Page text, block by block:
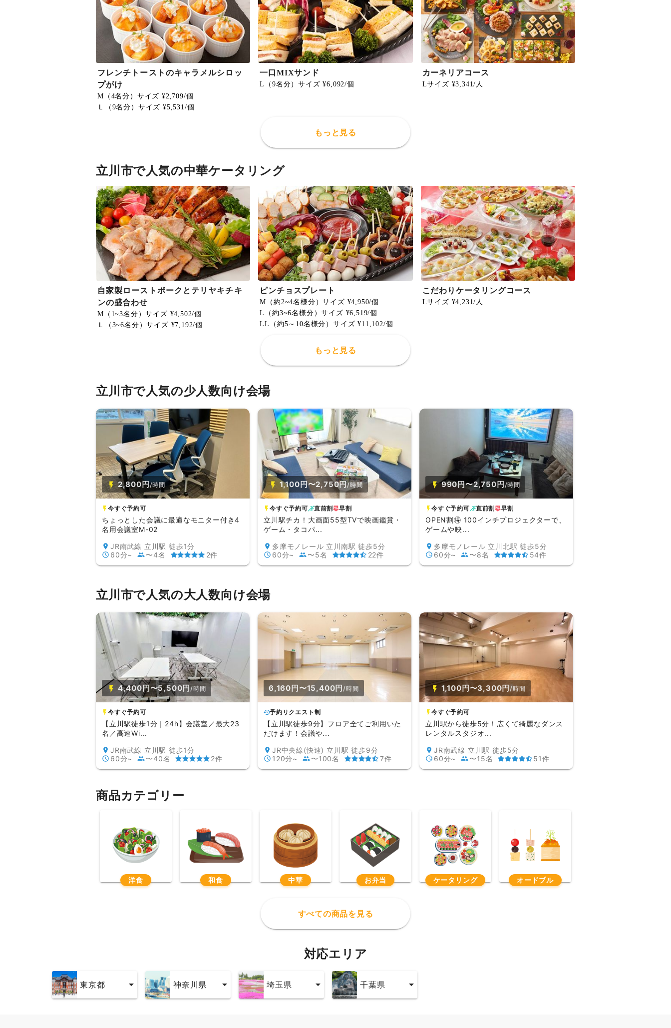
フレンチトーストのキャラメルシロッ
プがけ
M（4名分）サイズ ¥2,709/個
Ｌ（9名分）サイズ ¥5,531/個
一口MIXサンド
L（9名分）サイズ ¥6,092/個
カーネリアコース
Lサイズ ¥3,341/人
もっと見る
立川市で人気の中華ケータリング
自家製ローストポークとテリヤキチキ
ンの盛合わせ
M（1~3名分）サイズ ¥4,502/個
Ｌ（3~6名分）サイズ ¥7,192/個
ピンチョスプレート
M（約2~4名様分）サイズ ¥4,950/個
L（約3~6名様分）サイズ ¥6,519/個
LL（約5～10名様分）サイズ ¥11,102/個
こだわりケータリングコース
Lサイズ ¥4,231/人
もっと見る
立川市で人気の少人数向け会場
2,800円/時間
今すぐ予約可
ちょっとした会議に最適なモニター付き4
名用会議室M-02
JR南武線 立川駅 徒歩1分
60分~
〜4名 2件
1,100円〜2,750円/時間
今すぐ予約可 直前割 早割
立川駅チカ！大画面55型TVで映画鑑賞・
ゲーム・タコパ...
多摩モノレール 立川南駅 徒歩5分
60分~
〜5名 22件
990円〜2,750円/時間
今すぐ予約可 直前割 早割
OPEN割🉐 100インチプロジェクターで、
ゲームや映...
多摩モノレール 立川北駅 徒歩5分
60分~
〜8名 54件
立川市で人気の大人数向け会場
4,400円〜5,500円/時間
今すぐ予約可
【立川駅徒歩1分｜24h】会議室／最大23
名／高速Wi...
JR南武線 立川駅 徒歩1分
60分~
〜40名 2件
6,160円〜15,400円/時間
予約リクエスト制
【立川駅徒歩9分】フロア全てご利用いた
だけます！会議や...
JR中央線(快速) 立川駅 徒歩9分
120分~
〜100名 7件
1,100円〜3,300円/時間
今すぐ予約可
立川駅から徒歩5分！広くて綺麗なダンス
レンタルスタジオ...
JR南武線 立川駅 徒歩5分
60分~
〜15名 51件
商品カテゴリー
洋食 和食 中華 お弁当 ケータリング オードブル
すべての商品を見る
対応エリア
東京都
神奈川県
埼玉県
千葉県